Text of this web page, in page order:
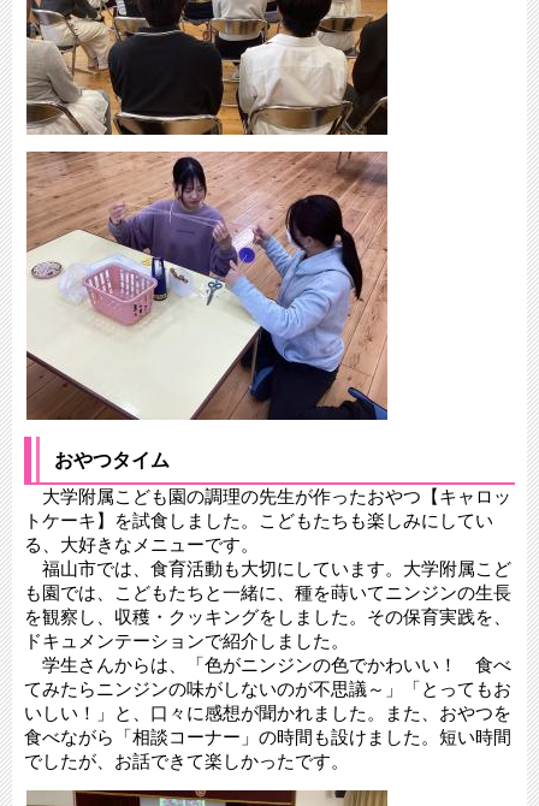
おやつタイム
大学附属こども園の調理の先生が作ったおやつ【キャロッ
トケーキ】を試食しました。こどもたちも楽しみにしてい
る、大好きなメニューです。
福山市では、食育活動も大切にしています。大学附属こど
も園では、こどもたちと一緒に、種を蒔いてニンジンの生長
を観察し、収穫・クッキングをしました。その保育実践を、
ドキュメンテーションで紹介しました。
学生さんからは、「色がニンジンの色でかわいい！ 食べ
てみたらニンジンの味がしないのが不思議～」「とってもお
いしい！」と、口々に感想が聞かれました。また、おやつを
食べながら「相談コーナー」の時間も設けました。短い時間
でしたが、お話できて楽しかったです。